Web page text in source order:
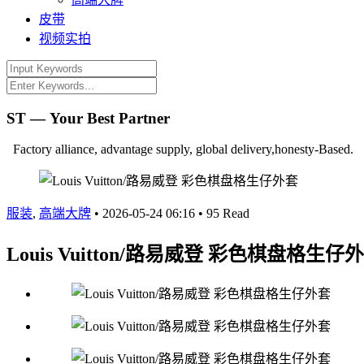
皮带
视频实拍
ST — Your Best Partner
Factory alliance, advantage supply, global delivery,honesty-Based.
服装, 高端大牌 • 2026-05-24 06:16 • 95 Read
Louis Vuitton/路易威登 彩色棋盘格生仔